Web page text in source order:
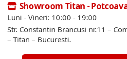
Showroom Titan -
Luni - Vineri: 10:00 - 19:00
Str. Constantin Brancusi nr.11 –
– Titan – Bucuresti.